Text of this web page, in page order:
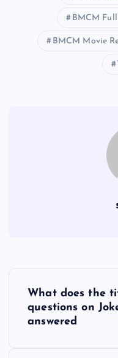
BMCM
BMCM Movie
What does the
questions on
answered